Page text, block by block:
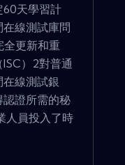
60天學習計
線測試庫問
全更新和重
）2對普通
線測試銀
證所需的秘
人員投入了時